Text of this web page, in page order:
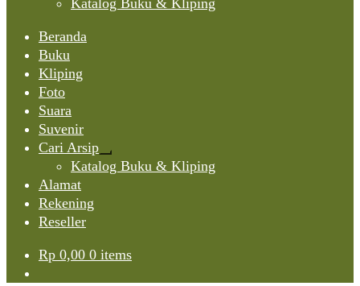
Katalog Buku & Kliping
Beranda
Buku
Kliping
Foto
Suara
Suvenir
Cari Arsip
Expand
child
Katalog Buku & Kliping
Alamat
Rekening
Reseller
Rp 0,00 0 items